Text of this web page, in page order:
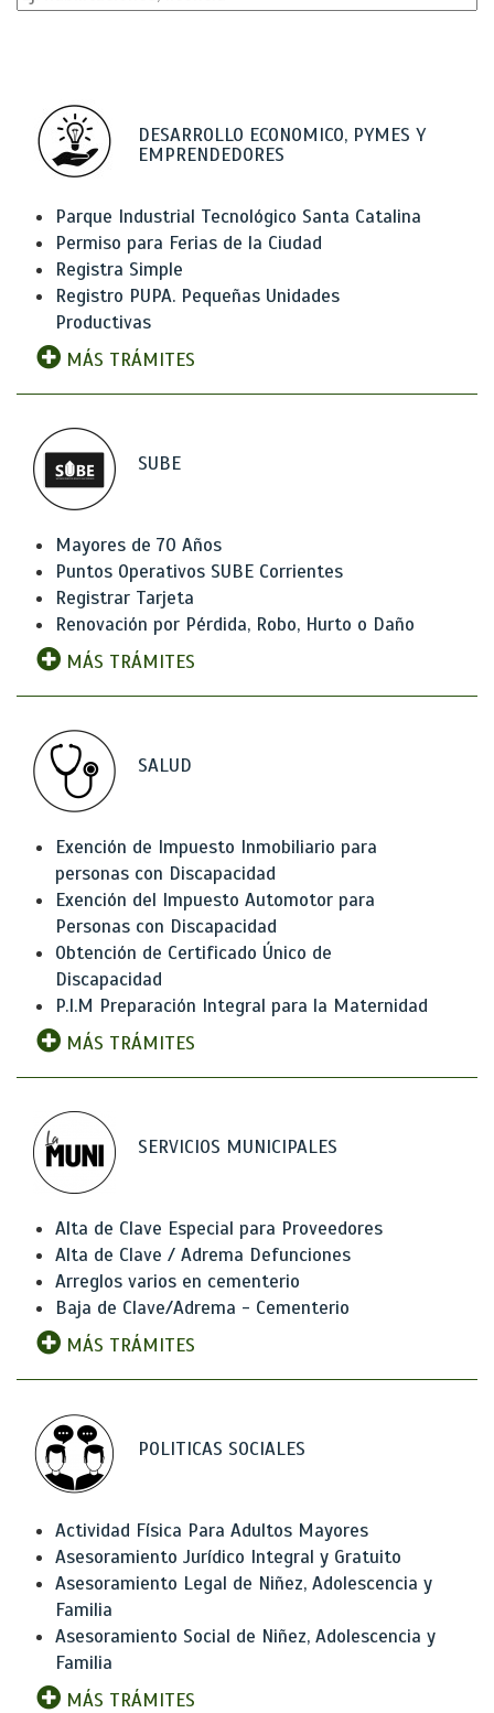
DESARROLLO ECONOMICO, PYMES Y
EMPRENDEDORES
Parque Industrial Tecnológico Santa Catalina
Permiso para Ferias de la Ciudad
Registra Simple
Registro PUPA. Pequeñas Unidades
Productivas
MÁS TRÁMITES
SUBE
Mayores de 70 Años
Puntos Operativos SUBE Corrientes
Registrar Tarjeta
Renovación por Pérdida, Robo, Hurto o Daño
MÁS TRÁMITES
SALUD
Exención de Impuesto Inmobiliario para
personas con Discapacidad
Exención del Impuesto Automotor para
Personas con Discapacidad
Obtención de Certificado Único de
Discapacidad
P.I.M Preparación Integral para la Maternidad
MÁS TRÁMITES
SERVICIOS MUNICIPALES
Alta de Clave Especial para Proveedores
Alta de Clave / Adrema Defunciones
Arreglos varios en cementerio
Baja de Clave/Adrema - Cementerio
MÁS TRÁMITES
POLITICAS SOCIALES
Actividad Física Para Adultos Mayores
Asesoramiento Jurídico Integral y Gratuito
Asesoramiento Legal de Niñez, Adolescencia y
Familia
Asesoramiento Social de Niñez, Adolescencia y
Familia
MÁS TRÁMITES